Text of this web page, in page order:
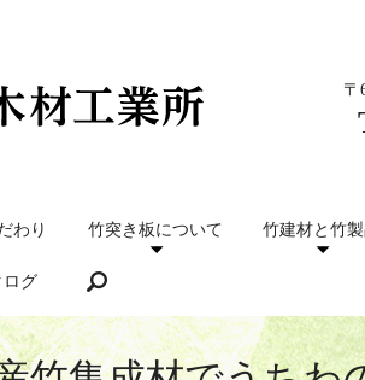
わり 竹突き板について 竹建材と竹
ログ
〒